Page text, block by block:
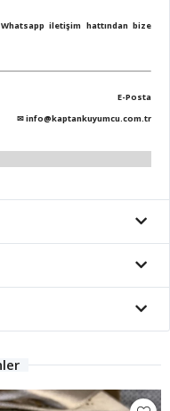
iletişim hattından bize
E-Posta
✉info@kaptankuyumcu.com.tr